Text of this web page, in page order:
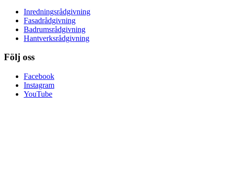
Inredningsrådgivning
Fasadrådgivning
Badrumsrådgivning
Hantverksrådgivning
Följ oss
Facebook
Instagram
YouTube